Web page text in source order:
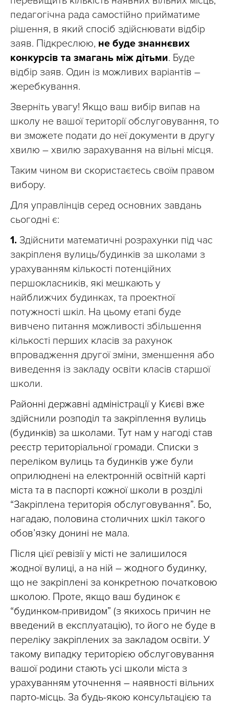
педагогічна рада самостійно прийматиме
рішення, в який спосіб здійснювати відбір
заяв. Підкреслюю, не буде знаннєвих
конкурсів та змагань між дітьми. Буде
відбір заяв. Один із можливих варіантів –
жеребкування.
Зверніть увагу! Якщо ваш вибір випав на
школу не вашої території обслуговування, то
ви зможете подати до неї документи в другу
хвилю – хвилю зарахування на вільні місця.
Таким чином ви скористаєтесь своїм правом
вибору.
Для управлінців серед основних завдань
сьогодні є:
1. Здійснити математичні розрахунки під час
закріпленя вулиць/будинків за школами з
урахуванням кількості потенційних
першокласників, які мешкають у
найближчих будинках, та проектної
потужності шкіл. На цьому етапі буде
вивчено питання можливості збільшення
кількості перших класів за рахунок
впровадження другої зміни, зменшення або
виведення із закладу освіти класів старшої
школи.
Районні державні адміністрації у Києві вже
здійснили розподіл та закріплення вулиць
(будинків) за школами. Тут нам у нагоді став
реєстр територіальної громади. Списки з
переліком вулиць та будинків уже були
оприлюднені на електронній освітній карті
міста та в паспорті кожної школи в розділі
“Закріплена територія обслуговування”. Бо,
нагадаю, половина столичних шкіл такого
обов’язку донині не мала.
Після цієї ревізії у місті не залишилося
жодної вулиці, а на ній – жодного будинку,
що не закріплені за конкретною початковою
школою. Проте, якщо ваш будинок є
“будинком-привидом” (з якихось причин не
введений в експлуатацію), то його не буде в
переліку закріплених за закладом освіти. У
такому випадку територією обслуговування
вашої родини стають усі школи міста з
урахуванням уточнення – наявності вільних
парто-місць. За будь-якою консультацією та